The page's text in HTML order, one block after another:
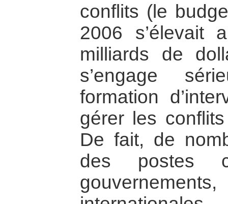
conflits (le
2006 s’élevait
milliards de
s’engage
formation
gérer les
De fait, de
des postes